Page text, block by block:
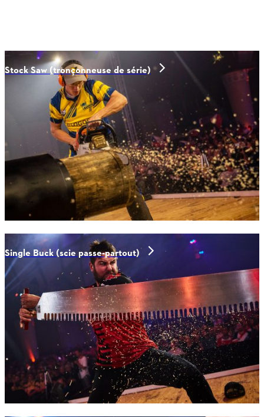
Stock Saw (tronçonneuse de série)
Single Buck (scie passe-partout)